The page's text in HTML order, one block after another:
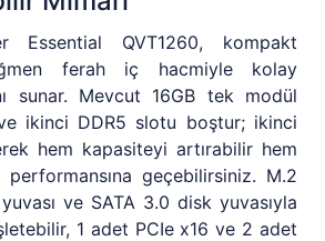
Essential QVT1260, kompakt
ferah iç hacmiyle kolay
sunar. Mevcut 16GB tek modül
ve ikinci DDR5 slotu boştur; ikinci
hem kapasiteyi artırabilir hem
geçebilirsiniz. M.2
ve SATA 3.0 disk yuvasıyla
1 adet PCIe x16 ve 2 adet